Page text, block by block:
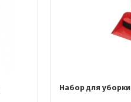
Набор для уборки